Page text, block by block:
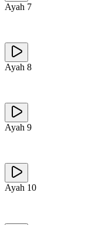
Ayah 7
Ayah 8
Ayah 9
Ayah 10